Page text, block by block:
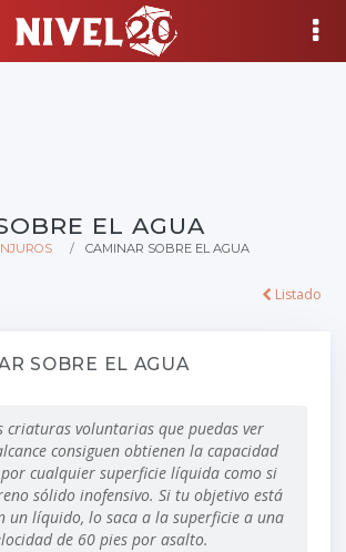
EL AGUA
CAMINAR SOBRE EL AGUA
Listado
SOBRE EL AGUA
criaturas voluntarias que puedas ver
consiguen obtienen la capacidad
cualquier superficie líquida como si
sólido inofensivo. Si tu objetivo está
un líquido, lo saca a la superficie a una
de 60 pies por asalto.